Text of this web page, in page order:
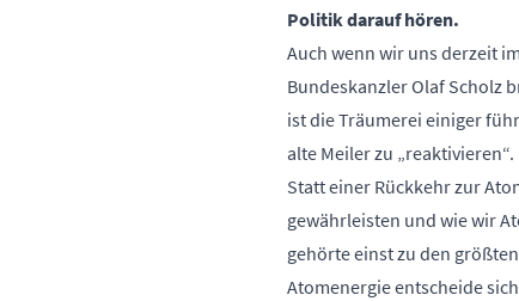
Politik darauf hören.
Auch wenn wir uns derzeit
Bundeskanzler Olaf Scholz
ist die Träumerei einiger
alte Meiler zu „reaktivieren“.
Statt einer Rückkehr zur
gewährleisten und wie wir
gehörte einst zu den
Atomenergie entscheide